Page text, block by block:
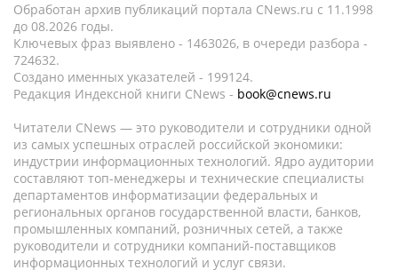
Обработан архив публикаций портала CNews.ru c 11.1998
до 08.2026 годы.
Ключевых фраз выявлено - 1463026, в очереди разбора -
724632.
Создано именных указателей - 199124.
Редакция Индексной книги CNews - book@cnews.ru
Читатели CNews — это руководители и сотрудники одной
из самых успешных отраслей российской экономики:
индустрии информационных технологий. Ядро аудитории
составляют топ-менеджеры и технические специалисты
департаментов информатизации федеральных и
региональных органов государственной власти, банков,
промышленных компаний, розничных сетей, а также
руководители и сотрудники компаний-поставщиков
информационных технологий и услуг связи.